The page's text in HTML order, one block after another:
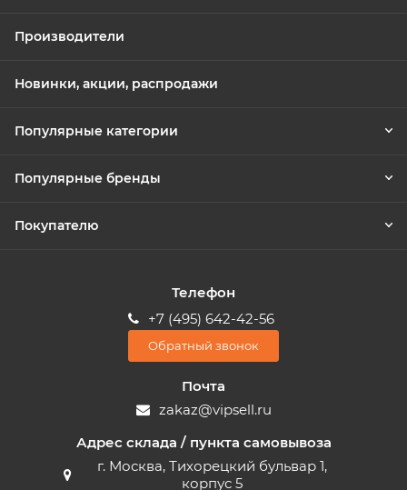
Производители
Новинки, акции, распродажи
Популярные категории
Популярные бренды
Покупателю
Телефон
+7 (495) 642-42-56
Обратный звонок
Почта
zakaz@vipsell.ru
Адрес склада / пункта самовывоза
г. Москва, Тихорецкий бульвар 1,
корпус 5